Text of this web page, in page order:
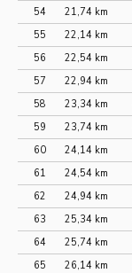
54
21,74 km
55
22,14 km
56
22,54 km
57
22,94 km
58
23,34 km
59
23,74 km
60
24,14 km
61
24,54 km
62
24,94 km
63
25,34 km
64
25,74 km
65
26,14 km